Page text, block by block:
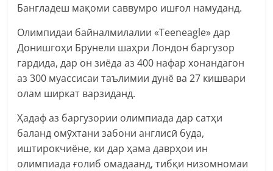
Бангладеш мақоми саввумро ишғол намуданд.
Олимпидаи байналмилалии «Teeneagle» дар
Донишгоҳи Брунели шаҳри Лондон баргузор
гардида, дар он зиёда аз 400 нафар хонандагон
аз 300 муассисаи таълимии дунё ва 27 кишвари
олам ширкат варзиданд.
Ҳадаф аз баргузории олимпиада дар сатҳи
баланд омӯхтани забони англисӣ буда,
иштирокчиёне, ки дар ҳама даврҳои ин
олимпиада ғолиб омадаанд, тибқи низомномаи